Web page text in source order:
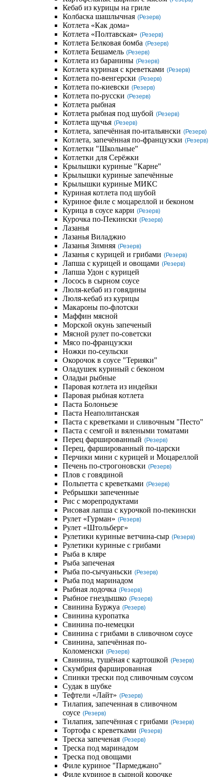
Кебаб из курицы на гриле
Колбаска шашлычная (Резерв)
Котлета «Как дома»
Котлета «Полтавская» (Резерв)
Котлета Белковая бомба (Резерв)
Котлета Бешамель (Резерв)
Котлета из баранины (Резерв)
Котлета куриная с креветками (Резерв)
Котлета по-венгерски (Резерв)
Котлета по-киевски (Резерв)
Котлета по-русски (Резерв)
Котлета рыбная
Котлета рыбная под шубой (Резерв)
Котлета щучья (Резерв)
Котлета, запечённая по-итальянски (Резерв)
Котлета, запечённая по-французски (Резерв)
Котлетки "Школьные"
Котлетки для Серёжки
Крылышки куриные "Карне"
Крылышки куриные запечённые
Крылышки куриные МИКС
Куриная котлета под шубой
Куриное филе с моцареллой и беконом
Курица в соусе карри (Резерв)
Курочка по-Пекински (Резерв)
Лазанья
Лазанья Виладжио
Лазанья Зимняя (Резерв)
Лазанья с курицей и грибами (Резерв)
Лапша с курицей и овощами (Резерв)
Лапша Удон с курицей
Лосось в сырном соусе
Люля-кебаб из говядины
Люля-кебаб из курицы
Макароны по-флотски
Маффин мясной
Морской окунь запеченый
Мясной рулет по-советски
Мясо по-французски
Ножки по-сеульски
Окорочок в соусе "Терияки"
Оладушек куриный с беконом
Оладьи рыбные
Паровая котлета из индейки
Паровая рыбная котлета
Паста Болоньезе
Паста Неаполитанская
Паста с креветками и сливочным "Песто"
Паста с семгой и вялеными томатами
Перец фаршированный (Резерв)
Перец, фаршированный по-царски
Перчики мини с курицей и Моцареллой
Печень по-строгоновски (Резерв)
Плов с говядиной
Польпетта с креветками (Резерв)
Ребрышки запеченные
Рис с морепродуктами
Рисовая лапша с курочкой по-пекински
Рулет «Гурман» (Резерв)
Рулет «Штольберг»
Рулетики куриные ветчина-сыр (Резерв)
Рулетики куриные с грибами
Рыба в кляре
Рыба запеченая
Рыба по-сычуаньски (Резерв)
Рыба под маринадом
Рыбная лодочка (Резерв)
Рыбное гнездышко (Резерв)
Свинина Буржуа (Резерв)
Свинина куропатка
Свинина по-немецки
Свинина с грибами в сливочном соусе
Свинина, запечённая по-
Коломенски (Резерв)
Свинина, тушёная с картошкой (Резерв)
Скумбрия фаршированная
Спинки трески под сливочным соусом
Судак в шубке
Тефтели «Лайт» (Резерв)
Тилапия, запеченная в сливочном
соусе (Резерв)
Тилапия, запечённая с грибами (Резерв)
Тортофа с креветками (Резерв)
Треска запеченая (Резерв)
Треска под маринадом
Треска под овощами
Филе куриное "Пармеджано"
Филе куриное в сырной корочке